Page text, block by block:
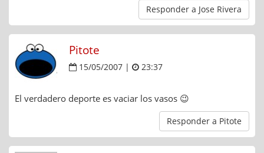
Responder a Jose Rivera
Pitote
15/05/2007 | 23:37
El verdadero deporte es vaciar los vasos 😉
Responder a Pitote